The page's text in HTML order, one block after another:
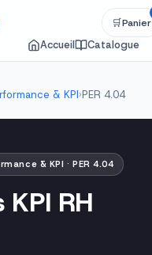
Accueil Catalogue
🛒Panier
& KPI›PER 4.04
& KPI · PER 4.04
KPI RH